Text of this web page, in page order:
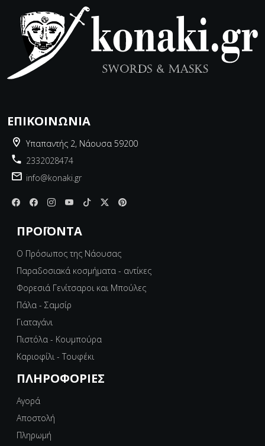
ΕΠΙΚΟΙΝΩΝΊΑ
Υπαπαντής 2, Νάουσα 59200
2332028474
info@konaki.gr
ΠΡΟΪΌΝΤΑ
Ο Πρόσωπος της Νάουσας
Παραδοσιακά κοσμήματα - αντίκες
Φορεσιά Γενίτσαροι και Μπούλες
Πάλα - Σαμσίρ
Γιαταγάνι
Πιστόλα - Κουμπούρα
Καριοφίλι - Τουφέκι
ΠΛΗΡΟΦΟΡΊΕΣ
Αγορά
Αποστολή
Πληρωμή